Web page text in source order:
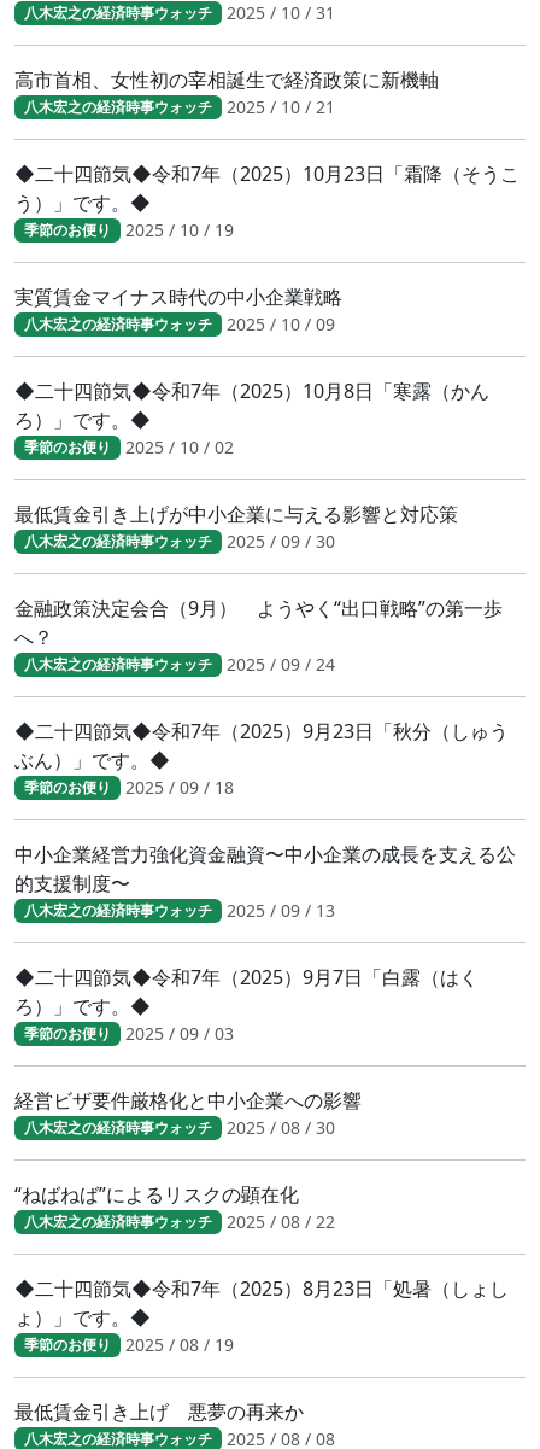
八木宏之の経済時事ウォッチ 2025 / 10 / 31
高市首相、女性初の宰相誕生で経済政策に新機軸
八木宏之の経済時事ウォッチ 2025 / 10 / 21
◆二十四節気◆令和7年（2025）10月23日「霜降（そうこ
う）」です。◆
季節のお便り 2025 / 10 / 19
実質賃金マイナス時代の中小企業戦略
八木宏之の経済時事ウォッチ 2025 / 10 / 09
◆二十四節気◆令和7年（2025）10月8日「寒露（かん
ろ）」です。◆
季節のお便り 2025 / 10 / 02
最低賃金引き上げが中小企業に与える影響と対応策
八木宏之の経済時事ウォッチ 2025 / 09 / 30
金融政策決定会合（9月） ようやく“出口戦略”の第一歩
へ？
八木宏之の経済時事ウォッチ 2025 / 09 / 24
◆二十四節気◆令和7年（2025）9月23日「秋分（しゅう
ぶん）」です。◆
季節のお便り 2025 / 09 / 18
中小企業経営力強化資金融資〜中小企業の成長を支える公
的支援制度〜
八木宏之の経済時事ウォッチ 2025 / 09 / 13
◆二十四節気◆令和7年（2025）9月7日「白露（はく
ろ）」です。◆
季節のお便り 2025 / 09 / 03
経営ビザ要件厳格化と中小企業への影響
八木宏之の経済時事ウォッチ 2025 / 08 / 30
“ねばねば”によるリスクの顕在化
八木宏之の経済時事ウォッチ 2025 / 08 / 22
◆二十四節気◆令和7年（2025）8月23日「処暑（しょし
ょ）」です。◆
季節のお便り 2025 / 08 / 19
最低賃金引き上げ 悪夢の再来か
八木宏之の経済時事ウォッチ 2025 / 08 / 08